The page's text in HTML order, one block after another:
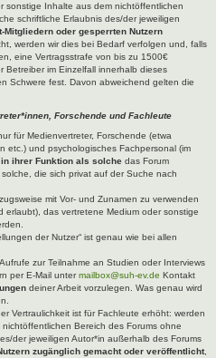
sonstige Inhalte aus dem nichtöffentlichen
schriftliche Erlaubnis des/der jeweiligen
Mitgliedern oder gesperrten Nutzern
werden wir dies bei Bedarf verfolgen und, falls
eine Vertragsstrafe von bis zu 1500€
im Einzelfall innerhalb dieses
Schwere fest. Davon abweichend gelten die
Forschende und Fachleute
für Medienvertreter, Forschende (etwa
etc.) und psychologisches Fachpersonal (im
in ihrer Funktion als solche das Forum
die sich privat auf der Suche nach
mit Vor- und Zunamen zu verwenden
erlaubt), das vertretene Medium oder sonstige
der Nutzer“ ist genau wie bei allen
zur Teilnahme an Studien oder Interviews
per E-Mail untermailbox@suh-ev.de Kontakt
deiner Arbeit vorzulegen. Was genau wird
Vertraulichkeit ist für Fachleute erhöht: werden
Bereich des Forums ohne
der jeweiligen Autor*in außerhalb des Forums
zugänglich gemacht oder veröffentlicht,